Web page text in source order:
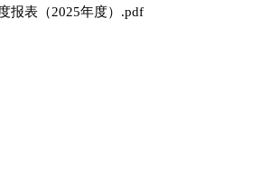
报表（2025年度）.pdf